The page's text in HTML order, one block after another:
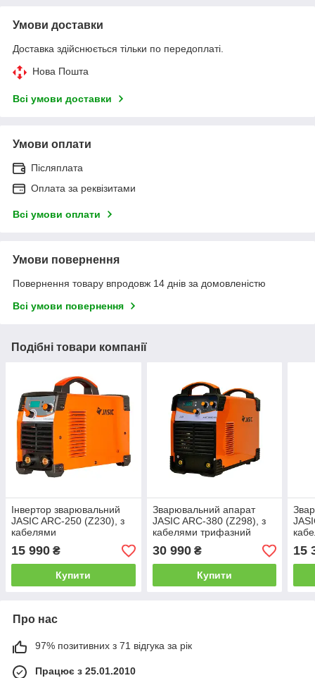
Умови доставки
Доставка здійснюється тільки по передоплаті.
Нова Пошта
Всі умови доставки
Умови оплати
Післяплата
Оплата за реквізитами
Всі умови оплати
Умови повернення
Повернення товару впродовж 14 днів за домовленістю
Всі умови повернення
Подібні товари компанії
Інвертор зварювальний
JASIC ARC-250 (Z230), з
кабелями
15 990 ₴
Купити
Зварювальний апарат
JASIC ARC-380 (Z298), з
кабелями трифазний
професійний для ручного
дугового зварювання ММА
30 990₴
Купити
15
Про нас
97% позитивних з 71 відгука за рік
Працює з 25.01.2010